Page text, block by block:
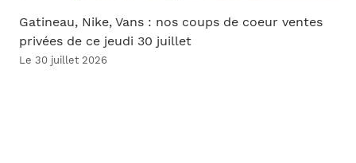
Gatineau, Nike, Vans : nos coups de coeur ventes
privées de ce jeudi 30 juillet
Le 30 juillet 2026